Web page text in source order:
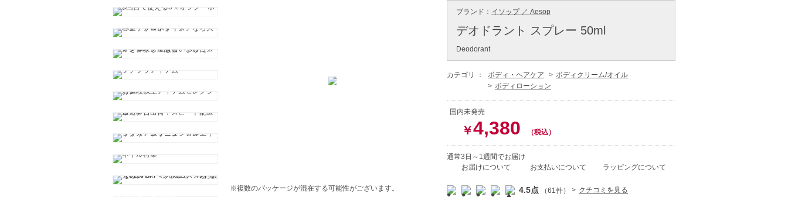
※複数のパッケージが混在する可能性がございます。
ブランド： イソップ ／ Aesop
デオドラント スプレー 50ml
Deodorant
カテゴリ ： ボディ・ヘアケア
ボディクリーム/オイル
ボディローション
国内未発売
￥4,380 （税込）
通常3日～1週間でお届け
お届けについて
お支払いについて ラッピングについて
4.5点 （61件） クチコミを見る